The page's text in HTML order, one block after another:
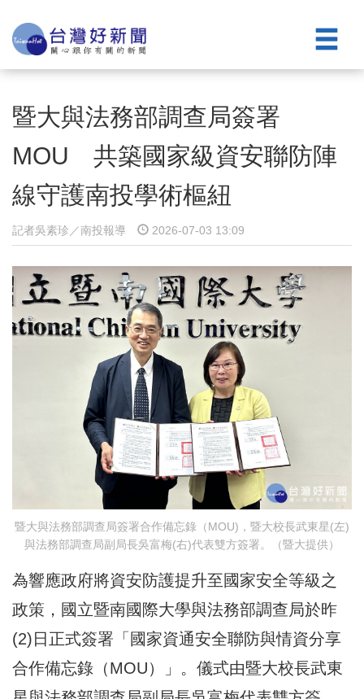
暨大與法務部調查局簽署
MOU 共築國家級資安聯防陣
線守護南投學術樞紐
記者吳素珍／南投報導 2026-07-03 13:09
暨大與法務部調查局簽署合作備忘錄（MOU)，暨大校長武東星(左)
與法務部調查局副局長吳富梅(右)代表雙方簽署。（暨大提供）
為響應政府將資安防護提升至國家安全等級之
政策，國立暨南國際大學與法務部調查局於昨
(2)日正式簽署「國家資通安全聯防與情資分享
合作備忘錄（MOU）」。儀式由暨大校長武東